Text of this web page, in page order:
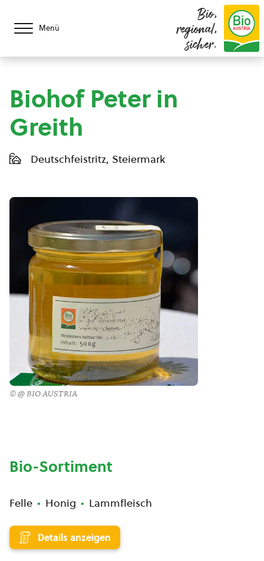
Menü
Bio,
regional,
sicher.
Biohof Peter in
Greith
Deutschfeistritz, Steiermark
© @ BIO AUSTRIA
Bio-Sortiment
Felle Honig Lammfleisch
Details anzeigen